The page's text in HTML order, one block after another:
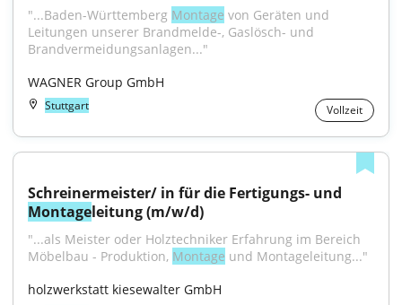
"...Baden-Württemberg Montage von Geräten und
Leitungen unserer Brandmelde-, Gaslösch- und
Brandvermeidungsanlagen..."
WAGNER Group GmbH
Stuttgart Vollzeit
Montageleitung (m/w/d)
"...als Meister oder Holztechniker Erfahrung im Bereich
Möbelbau - Produktion, Montage und Montageleitung..."
holzwerkstatt kiesewalter GmbH